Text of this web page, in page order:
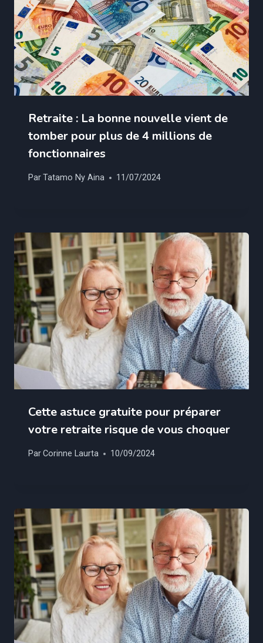
Retraite : La bonne nouvelle vient de
tomber pour plus de 4 millions de
fonctionnaires
ParTatamo Ny Aina 11/07/2024
Cette astuce gratuite pour préparer
votre retraite risque de vous choquer
ParCorinne Laurta 10/09/2024